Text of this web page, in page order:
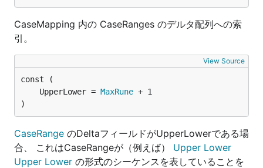
CaseMapping 内の CaseRanges のデルタ配列への索
引。
View Source
	UpperLower =
MaxRune
)
CaseRange のDeltaフィールドがUpperLowerである場
合、 これはCaseRangeが（例えば） Upper Lower
Upper Lower の形式のシーケンスを表していることを